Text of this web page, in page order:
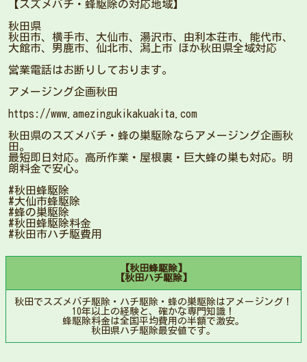
【スズメバチ・蜂駆除の対応地域】
秋田県
秋田市、横手市、大仙市、湯沢市、由利本荘市、能代市、
大館市、男鹿市、仙北市、潟上市 ほか秋田県全域対応
営業電話はお断りしております。
アメージング企画秋田
https://www.amezingukikakuakita.com
秋田県のスズメバチ・蜂の巣駆除ならアメージング企画秋
田。
最短即日対応。高所作業・屋根裏・巨大蜂の巣も対応。明
朗料金で安心。
#秋田蜂駆除
#大仙市蜂駆除
#蜂の巣駆除
#秋田蜂駆除料金
#秋田市ハチ駆費用
【秋田蜂駆除】
【秋田ハチ駆除】
秋田でスズメバチ駆除・ハチ駆除・蜂の巣駆除はアメージング！
10年以上の経験と、確かな専門知識！
蜂駆除料金は全国平均費用の半額で激安。
秋田県ハチ駆除最安値です。